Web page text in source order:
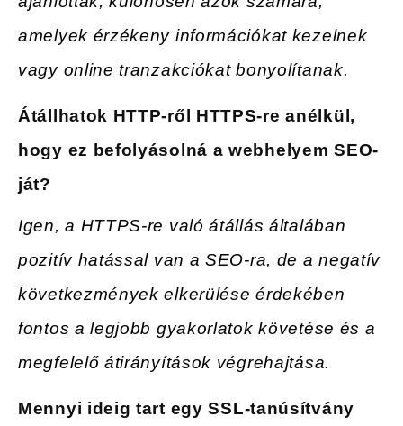
amelyek érzékeny információkat kezelnek
vagy online tranzakciókat bonyolítanak.
Átállhatok HTTP-ről HTTPS-re anélkül,
hogy ez befolyásolná a webhelyem SEO-
ját?
Igen, a HTTPS-re való átállás általában
pozitív hatással van a SEO-ra, de a negatív
következmények elkerülése érdekében
fontos a legjobb gyakorlatok követése és a
megfelelő átirányítások végrehajtása.
Mennyi ideig tart egy SSL-tanúsítvány